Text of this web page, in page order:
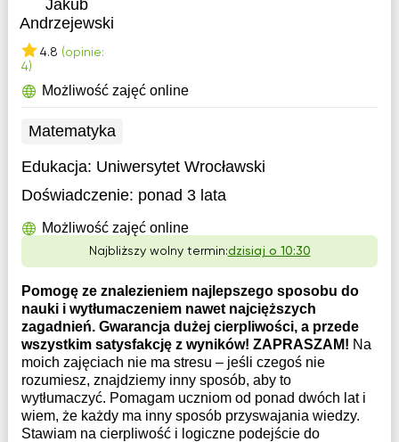
Jakub
Andrzejewski
4.8 (opinie:
4)
Możliwość zajęć online
Matematyka
Edukacja: Uniwersytet Wrocławski
Doświadczenie: ponad 3 lata
Możliwość zajęć online
Najbliższy wolny termin:dzisiaj o 10:30
Pomogę ze znalezieniem najlepszego sposobu do
nauki i wytłumaczeniem nawet najcięższych
zagadnień. Gwarancja dużej cierpliwości, a przede
wszystkim satysfakcję z wyników! ZAPRASZAM! Na
moich zajęciach nie ma stresu – jeśli czegoś nie
rozumiesz, znajdziemy inny sposób, aby to
wytłumaczyć. Pomagam uczniom od ponad dwóch lat i
wiem, że każdy ma inny sposób przyswajania wiedzy.
Stawiam na cierpliwość i logiczne podejście do